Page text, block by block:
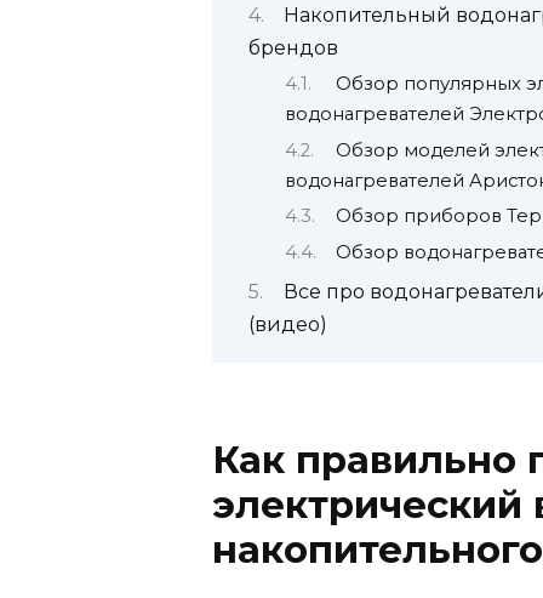
Накопительный
брендов
Обзор популярных
водонагревателей
Обзор моделей
водонагревателей
Обзор приборов
Обзор
Все про
(видео)
Как правильно
электрический